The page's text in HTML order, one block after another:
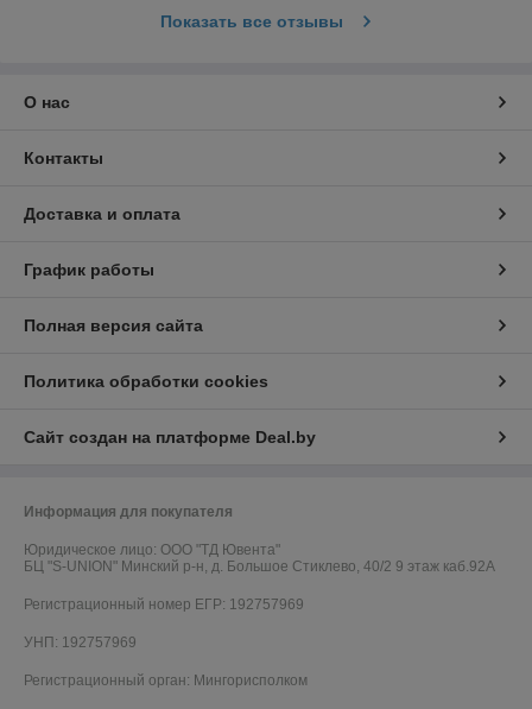
Показать все отзывы
О нас
Контакты
Доставка и оплата
График работы
Полная версия сайта
Политика обработки cookies
Сайт создан на платформе Deal.by
Информация для покупателя
Юридическое лицо: ООО "ТД Ювента"
БЦ "S-UNION" Минский р-н, д. Большое Стиклево, 40/2 9 этаж каб.92А
Регистрационный номер ЕГР: 192757969
УНП: 192757969
Регистрационный орган: Мингорисполком